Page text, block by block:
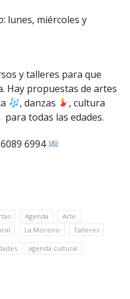
: lunes, miércoles y
y talleres para que
Hay propuestas de artes
, danzas
, cultura
para todas las edades.
6994
Agenda
Arte
La Moreno Talleres
agenda cultural